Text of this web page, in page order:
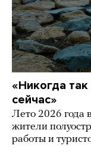
«Никогда
сейчас»
Лето 2026 года
жители
работы и